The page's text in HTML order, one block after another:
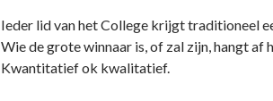
Ieder lid van het College krijgt traditioneel
Wie de grote winnaar is, of zal zijn, hangt af
Kwantitatief ok kwalitatief.